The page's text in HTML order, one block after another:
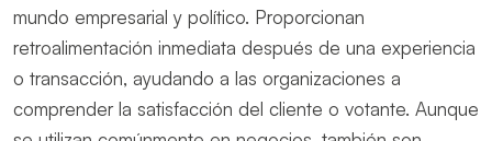
mundo empresarial y político. Proporcionan
retroalimentación inmediata después de una experiencia
o transacción, ayudando a las organizaciones a
comprender la satisfacción del cliente o votante. Aunque